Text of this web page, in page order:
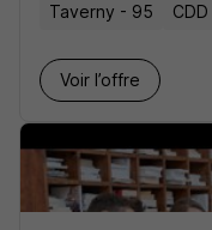
Taverny - 95 CDD
Voir l’offre